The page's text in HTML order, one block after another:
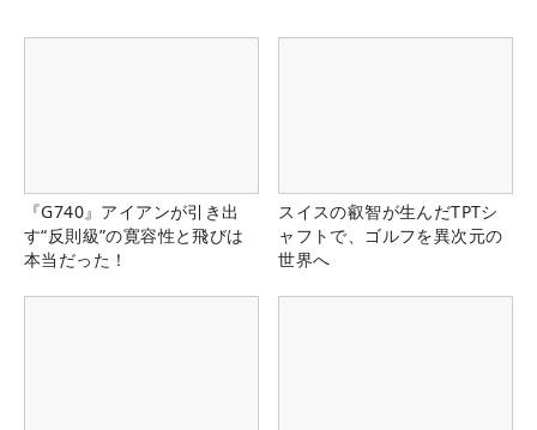
『G740』アイアンが引き出
す“反則級”の寛容性と飛びは
本当だった！
スイスの叡智が生んだTPTシ
ャフトで、ゴルフを異次元の
世界へ